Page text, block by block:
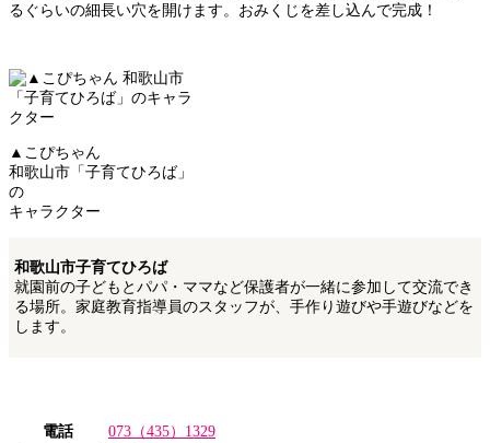
るぐらいの細長い穴を開けます。おみくじを差し込んで完成！
▲こぴちゃん
和歌山市「子育てひろば」
の
キャラクター
和歌山市子育てひろば
就園前の子どもとパパ・ママなど保護者が一緒に参加して交流でき
る場所。家庭教育指導員のスタッフが、手作り遊びや手遊びなどを
します。
電話
073（435）1329